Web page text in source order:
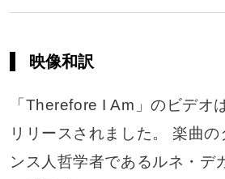
映像和訳
「Therefore I Am」のビデオ
リリースされました。 楽曲
ンス人哲学者であるルネ・デ